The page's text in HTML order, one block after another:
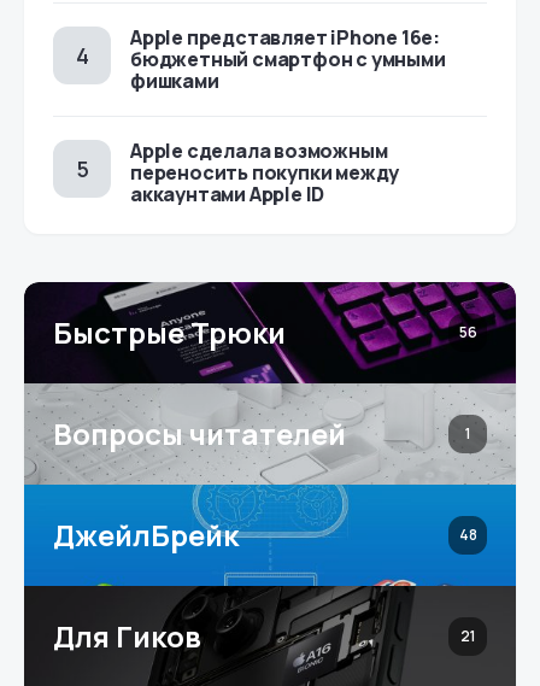
Apple представляет iPhone 16e:
бюджетный смартфон с умными
фишками
Apple сделала возможным
переносить покупки между
аккаунтами Apple ID
Быстрые Трюки 56
Вопросы читателей 1
ДжейлБрейк 48
Для Гиков 21